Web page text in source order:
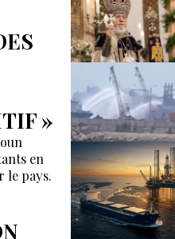
»
en
le pays.